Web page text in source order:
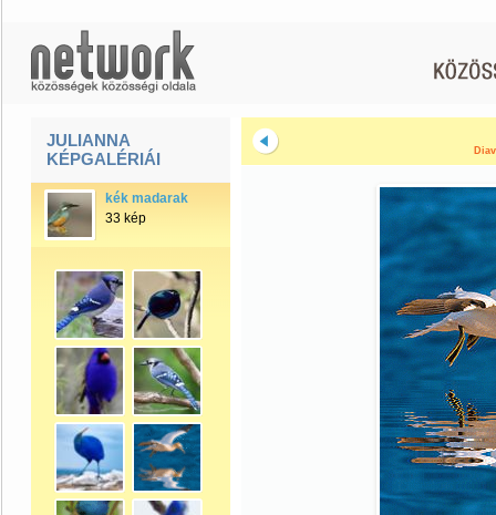
JULIANNA
KÉPGALÉRIÁI
kék madarak
33 kép